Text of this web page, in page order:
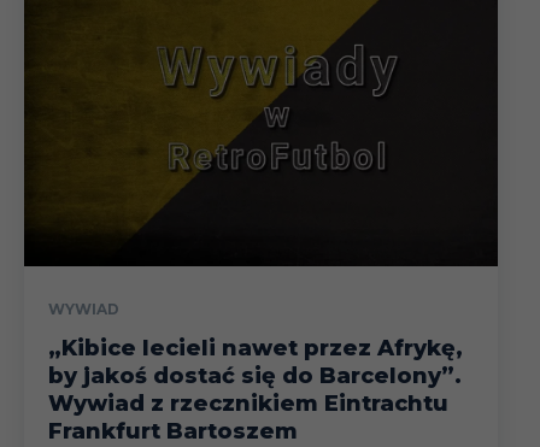
WYWIAD
„Kibice lecieli nawet przez Afrykę,
by jakoś dostać się do Barcelony”.
Wywiad z rzecznikiem Eintrachtu
Frankfurt Bartoszem